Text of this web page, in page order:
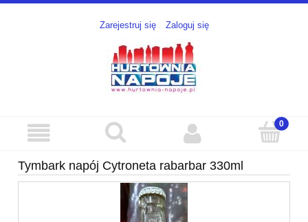
Zarejestruj się Zaloguj się
Tymbark napój Cytroneta rabarbar 330ml